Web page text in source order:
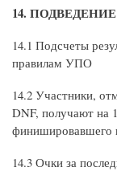
14.
14.1 Подсчеты
правилам УПО
14.2 Участники,
DNF, получают на
финишировавшего
14.3 Очки за